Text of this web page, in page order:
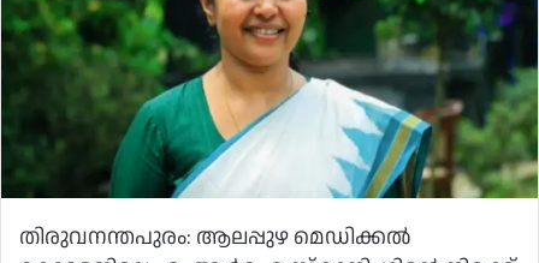
തിരുവനന്തപുരം: ആലപ്പുഴ മെഡിക്കല്‍